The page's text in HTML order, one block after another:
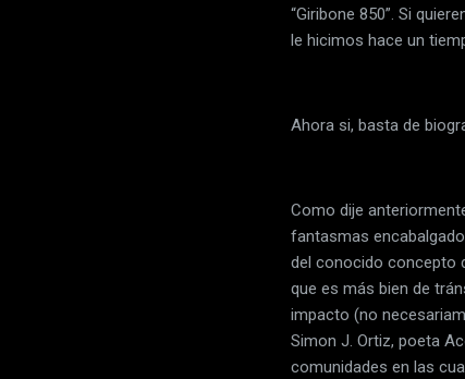
“Giribone 850”. Si
le hicimos hace un
Ahora si, basta de
Como dije
fantasmas
del conocido concepto
que es más bien de
impacto (no
Simon J. Ortiz, poeta
comunidades en las